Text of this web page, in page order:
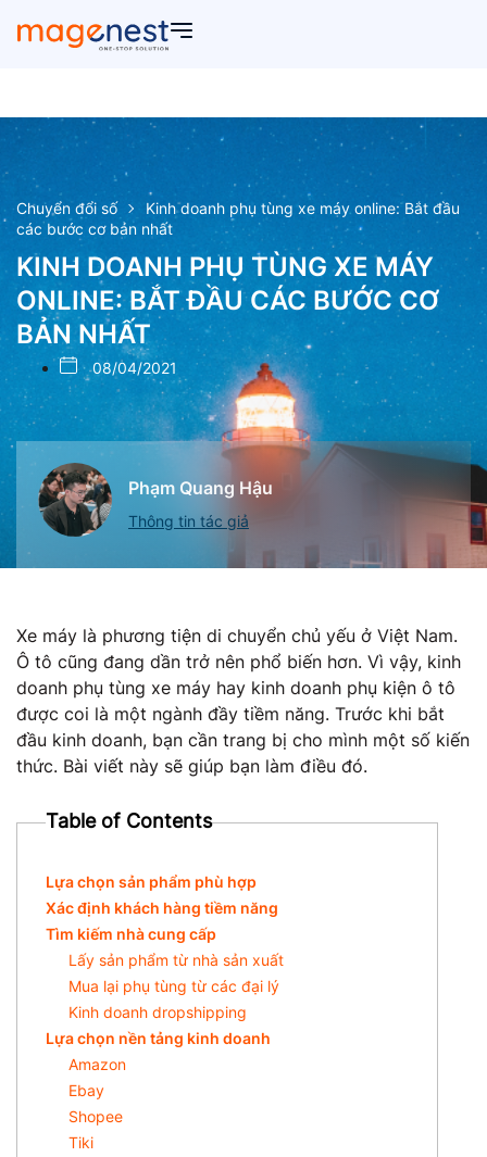
Chuyển đổi số
Kinh doanh phụ tùng xe máy online: Bắt đầu
các bước cơ bản nhất
KINH DOANH PHỤ TÙNG XE MÁY
ONLINE: BẮT ĐẦU CÁC BƯỚC CƠ
BẢN NHẤT
08/04/2021
Phạm Quang Hậu
Thông tin tác giả
Xe máy là phương tiện di chuyển chủ yếu ở Việt Nam.
Ô tô cũng đang dần trở nên phổ biến hơn. Vì vậy, kinh
doanh phụ tùng xe máy hay kinh doanh phụ kiện ô tô
được coi là một ngành đầy tiềm năng. Trước khi bắt
đầu kinh doanh, bạn cần trang bị cho mình một số kiến
thức. Bài viết này sẽ giúp bạn làm điều đó.
Table of Contents
Lựa chọn sản phẩm phù hợp
Xác định khách hàng tiềm năng
Tìm kiếm nhà cung cấp
Lấy sản phẩm từ nhà sản xuất
Mua lại phụ tùng từ các đại lý
Kinh doanh dropshipping
Lựa chọn nền tảng kinh doanh
Amazon
Ebay
Shopee
Tiki